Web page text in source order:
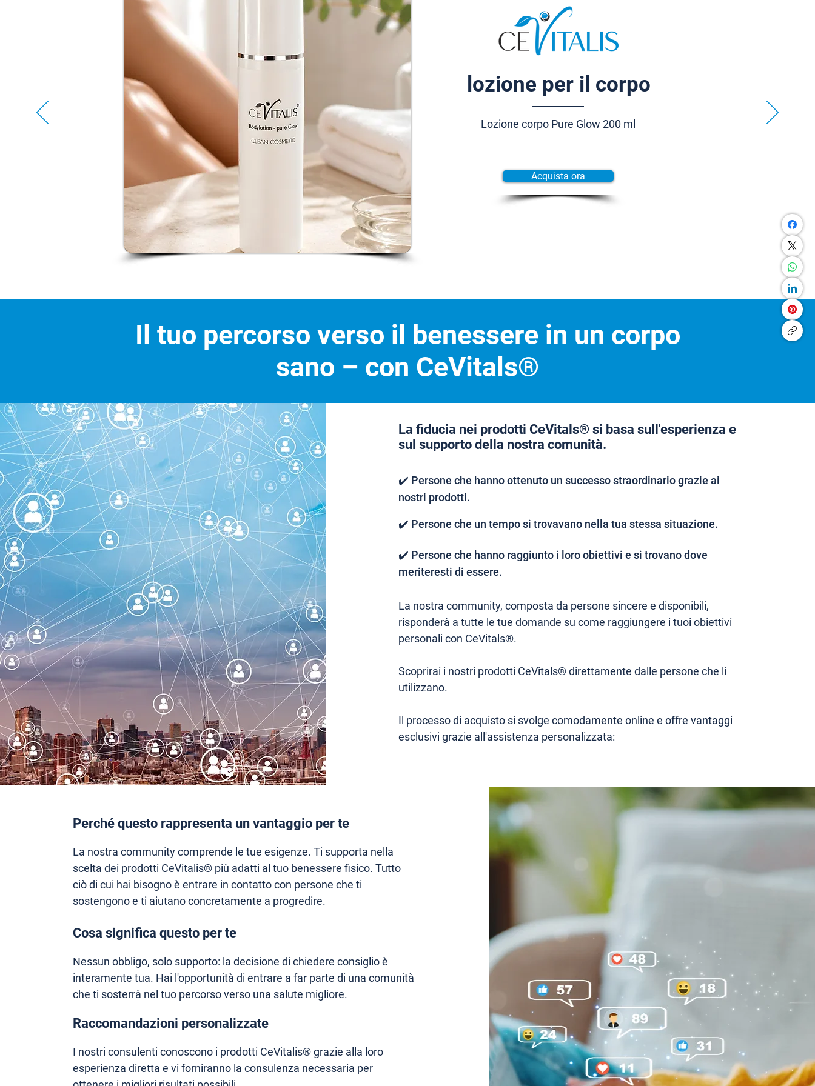
lozione per il corpo
Lozione corpo Pure Glow 200 ml
Acquista ora
Il tuo percorso verso il benessere in un corpo
sano – con CeVitals®
La fiducia nei prodotti CeVitals® si basa sull'esperienza e
sul supporto della nostra comunità.
✔️ Persone che hanno ottenuto un successo straordinario grazie ai
nostri prodotti.
✔️ Persone che un tempo si trovavano nella tua stessa situazione.
✔️ Persone che hanno raggiunto i loro obiettivi e si trovano dove
meriteresti di essere.
La nostra community, composta da persone sincere e disponibili,
risponderà a tutte le tue domande su come raggiungere i tuoi obiettivi
personali con CeVitals®.
Scoprirai i nostri prodotti CeVitals® direttamente dalle persone che li
utilizzano.
Il processo di acquisto si svolge comodamente online e offre vantaggi
esclusivi grazie all'assistenza personalizzata:
Perché questo rappresenta un vantaggio per te
La nostra community comprende le tue esigenze. Ti supporta nella
scelta dei prodotti CeVitalis® più adatti al tuo benessere fisico. Tutto
ciò di cui hai bisogno è entrare in contatto con persone che ti
sostengono e ti aiutano concretamente a progredire.
Cosa significa questo per te
Nessun obbligo, solo supporto: la decisione di chiedere consiglio è
interamente tua. Hai l'opportunità di entrare a far parte di una comunità
che ti sosterrà nel tuo percorso verso una salute migliore.
Raccomandazioni personalizzate
I nostri consulenti conoscono i prodotti CeVitalis® grazie alla loro
esperienza diretta e vi forniranno la consulenza necessaria per